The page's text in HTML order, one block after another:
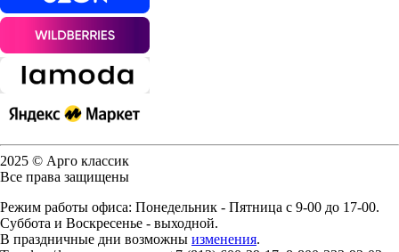
2025 © Арго классик
Все права защищены
Режим работы офиса: Понедельник - Пятница с 9-00 до 17-00.
Суббота и Воскресенье - выходной.
В праздничные дни возможны изменения.